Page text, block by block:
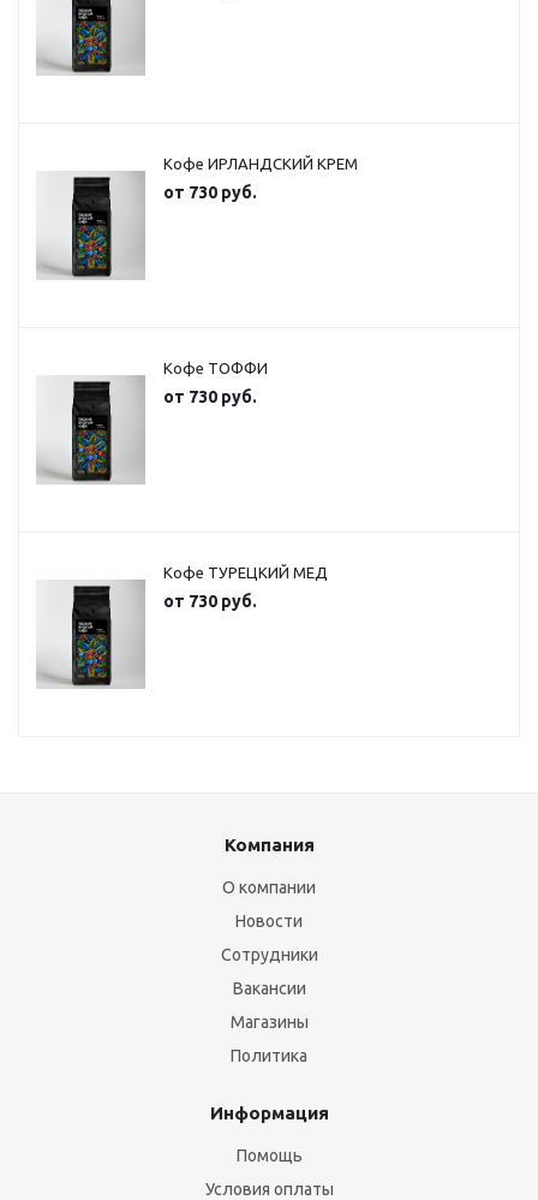
Кофе ИРЛАНДСКИЙ КРЕМ
от 730 руб.
Кофе ТОФФИ
от 730 руб.
Кофе ТУРЕЦКИЙ МЕД
от 730 руб.
Компания
О компании
Новости
Сотрудники
Вакансии
Магазины
Политика
Информация
Помощь
Условия оплаты